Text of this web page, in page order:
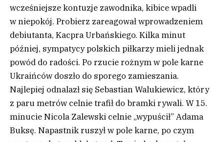
wcześniejsze kontuzje zawodnika, kibice wpadli
w niepokój. Probierz zareagował wprowadzeniem
debiutanta, Kacpra Urbańskiego. Kilka minut
później, sympatycy polskich piłkarzy mieli jednak
powód do radości. Po rzucie rożnym w pole karne
Ukraińców doszło do sporego zamieszania.
Najlepiej odnalazł się Sebastian Walukiewicz, który
z paru metrów celnie trafił do bramki rywali. W 15.
minucie Nicola Zalewski celnie „wypuścił” Adama
Buksę. Napastnik ruszył w pole karne, po czym